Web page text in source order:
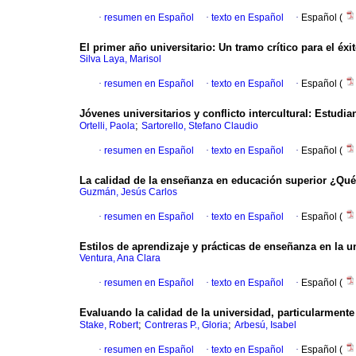
· resumen en Español · texto en Español · Español (
El primer año universitario: Un tramo crítico para el
Silva Laya, Marisol
· resumen en Español · texto en Español · Español (
Jóvenes universitarios y conflicto intercultural :
Ortelli, Paola; Sartorello, Stefano Claudio
· resumen en Español · texto en Español · Español (
La calidad de la enseñanza en educación superior
Guzmán, Jesús Carlos
· resumen en Español · texto en Español · Español (
Estilos de aprendizaje y prácticas de enseñanza en la
Ventura, Ana Clara
· resumen en Español · texto en Español · Español (
Evaluando la calidad de la universidad,
Stake, Robert; Contreras P., Gloria; Arbesú, Isabel
· resumen en Español · texto en Español · Español (